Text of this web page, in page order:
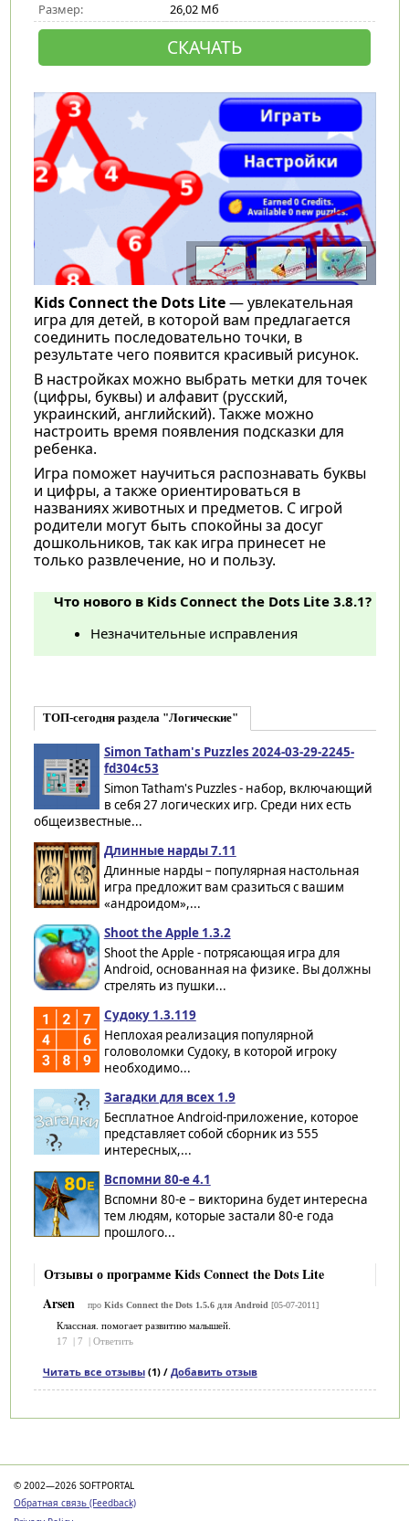
Размер: 26,02 Мб
СКАЧАТЬ
Kids Connect the Dots Lite— увлекательная
игра для детей, в которой вам предлагается
соединить последовательно точки, в
результате чего появится красивый рисунок.
В настройках можно выбрать метки для точек
(цифры, буквы) и алфавит (русский,
украинский, английский). Также можно
настроить время появления подсказки для
ребенка.
Игра поможет научиться распознавать буквы
и цифры, а также ориентироваться в
названиях животных и предметов. С игрой
родители могут быть спокойны за досуг
дошкольников, так как игра принесет не
только развлечение, но и пользу.
Что нового в Kids Connect the Dots Lite 3.8.1?
Незначительные исправления
ТОП-сегодня раздела "Логические"
Simon Tatham's Puzzles 2024-03-29-2245-
fd304c53
Simon Tatham's Puzzles - набор, включающий
в себя 27 логических игр. Среди них есть
общеизвестные...
Длинные нарды 7.11
Длинные нарды – популярная настольная
игра предложит вам сразиться с вашим
«андроидом»,...
Shoot the Apple 1.3.2
Shoot the Apple - потрясающая игра для
Android, основанная на физике. Вы должны
стрелять из пушки...
Судоку 1.3.119
Неплохая реализация популярной
головоломки Судоку, в которой игроку
необходимо...
Загадки для всех 1.9
Бесплатное Android-приложение, которое
представляет собой сборник из 555
интересных,...
Вспомни 80-е 4.1
Вспомни 80-е – викторина будет интересна
тем людям, которые застали 80-е года
прошлого...
Отзывы о программе Kids Connect the Dots Lite
Arsen
про Kids Connect the Dots 1.5.6 для Android [05-07-2011]
Классная. помогает развитию малышей.
17
7 Ответить
Читать все отзывы(1) / Добавить отзыв
© 2002—2026 SOFTPORTAL
Обратная связь (Feedback)